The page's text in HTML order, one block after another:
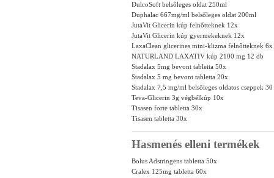
DulcoSoft belsőleges oldat 250ml
Duphalac 667mg/ml belsőleges oldat 200ml
JutaVit Glicerin kúp felnőtteknek 12x
JutaVit Glicerin kúp gyermekeknek 12x
LaxaClean glicerines mini-klizma felnőtteknek 6x
NATURLAND LAXATIV kúp 2100 mg 12 db
Stadalax 5mg bevont tabletta 50x
Stadalax 5 mg bevont tabletta 20x
Stadalax 7,5 mg/ml belsőleges oldatos cseppek
Teva-Glicerin 3g végbélkúp 10x
Tisasen forte tabletta 30x
Tisasen tabletta 30x
Hasmenés elleni termékek
Bolus Adstringens tabletta 50x
Cralex 125mg tabletta 60x